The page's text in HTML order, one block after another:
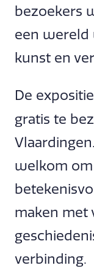
bezoekers
een wereld
kunst en
De
gratis te
welkom
maken met
verbinding.